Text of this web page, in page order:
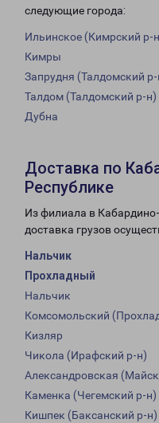
следующие города:
Ильинское (Кимрский р-
Кимры
Запрудня (Талдомский р-
Талдом (Талдомский р-н)
Дубна
Доставка по
Республике
Из филиала в
доставка грузов
Нальчик
Прохладный
Нальчик
Комсомольский
Кизляр
Чикола (Ирафский р-н)
Александровская
Каменка (Чегемский р-н)
Кишпек (Баксанский р-н)